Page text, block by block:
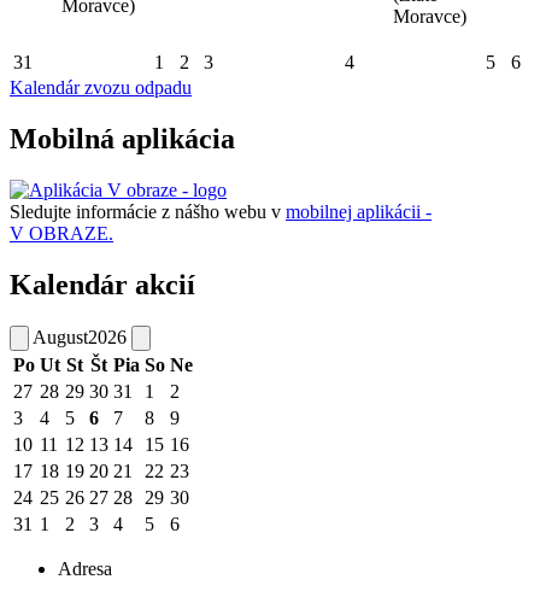
Moravce)
Moravce)
31 1 2 3 4 5
6
Kalendár zvozu odpadu
Mobilná aplikácia
Sledujte informácie z nášho webu v mobilnej aplikácii -
V OBRAZE.
Kalendár akcií
August2026
Po Ut St Št Pia So Ne
27 28 29 30 31 1
2
3
4 5 6 7 8
9
10 11 12 13 14 15 16
17 18 19 20 21 22 23
24 25 26 27 28 29 30
31 1 2 3 4 5 6
Adresa